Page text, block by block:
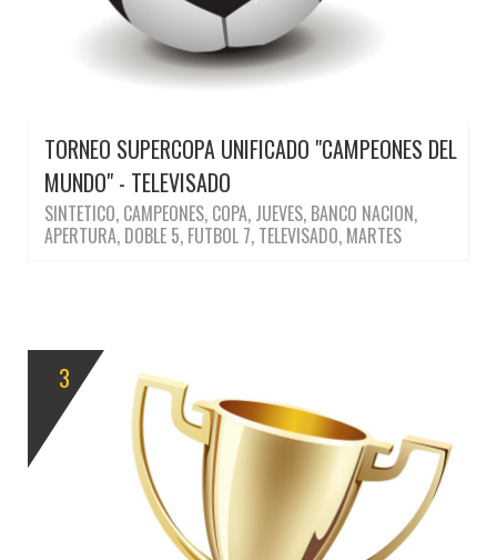
TORNEO SUPERCOPA UNIFICADO "CAMPEONES DEL
MUNDO" - TELEVISADO
SINTETICO, CAMPEONES, COPA, JUEVES, BANCO NACION,
APERTURA, DOBLE 5, FUTBOL 7, TELEVISADO, MARTES
3